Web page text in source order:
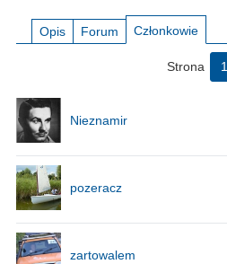
Opis Forum Członkowie
Strona 1
Nieznamir
pozeracz
zartowalem